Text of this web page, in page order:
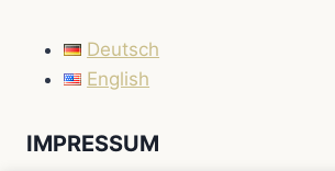
Deutsch
English
IMPRESSUM